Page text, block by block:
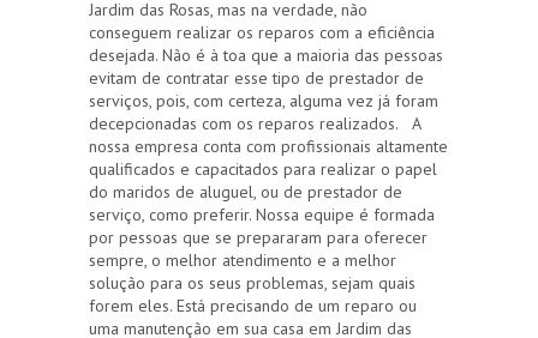
Jardim das Rosas, mas na verdade, não
conseguem realizar os reparos com a eficiência
desejada. Não é à toa que a maioria das pessoas
evitam de contratar esse tipo de prestador de
serviços, pois, com certeza, alguma vez já foram
decepcionadas com os reparos realizados. A
nossa empresa conta com profissionais altamente
qualificados e capacitados para realizar o papel
do maridos de aluguel, ou de prestador de
serviço, como preferir. Nossa equipe é formada
por pessoas que se prepararam para oferecer
sempre, o melhor atendimento e a melhor
solução para os seus problemas, sejam quais
forem eles. Está precisando de um reparo ou
uma manutenção em sua casa em Jardim das